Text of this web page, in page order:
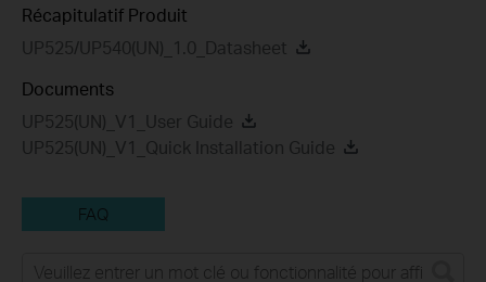
Récapitulatif Produit
UP525/UP540(UN)_1.0_Datasheet
Documents
UP525(UN)_V1_User Guide
UP525(UN)_V1_Quick Installation Guide
FAQ